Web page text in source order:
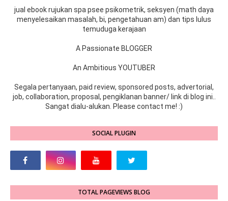
jual ebook rujukan spa psee psikometrik, seksyen (math daya
menyelesaikan masalah, bi, pengetahuan am) dan tips lulus
temuduga kerajaan
A Passionate BLOGGER
An Ambitious YOUTUBER
Segala pertanyaan, paid review, sponsored posts, advertorial,
job, collaboration, proposal, pengiklanan banner/ link di blog ini..
Sangat dialu-alukan. Please contact me! :)
SOCIAL PLUGIN
TOTAL PAGEVIEWS BLOG